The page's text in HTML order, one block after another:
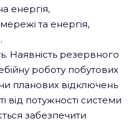
енергія,
та енергія,
Наявність резервного
роботу побутових
планових відключень
від потужності системи
забезпечити